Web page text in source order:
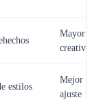
Mayor
estilos
Mejor
ajuste